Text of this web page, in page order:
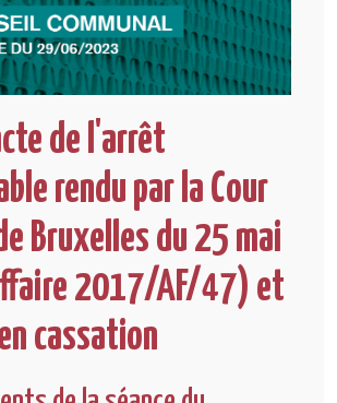
de l'arrêt
rendu par la Cour
Bruxelles du 25 mai
2017/AF/47) et
cassation